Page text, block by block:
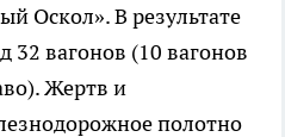
Оскол». В результате
32 вагонов (10 вагонов
Жертв и
полотно